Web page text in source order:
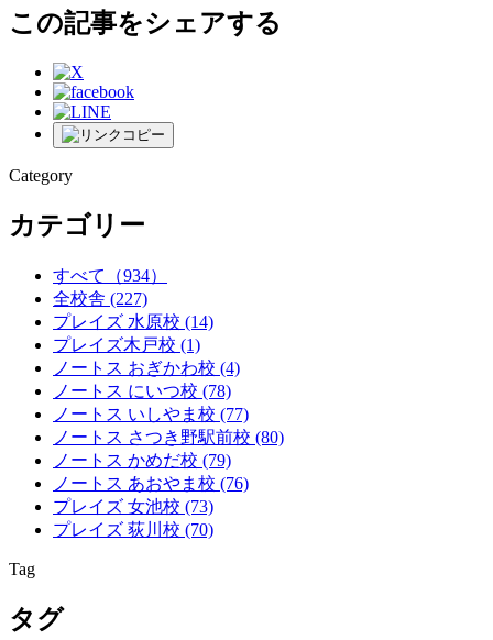
この記事をシェアする
Category
カテゴリー
すべて
（934）
全校舎 (227)
プレイズ 水原校 (14)
プレイズ木戸校 (1)
ノートス おぎかわ校 (4)
ノートス にいつ校 (78)
ノートス いしやま校 (77)
ノートス さつき野駅前校 (80)
ノートス かめだ校 (79)
ノートス あおやま校 (76)
プレイズ 女池校 (73)
プレイズ 荻川校 (70)
Tag
タグ